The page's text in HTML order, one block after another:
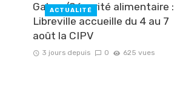
Gabon/Sécurité alimentaire :
Libreville accueille du 4 au 7
août la CIPV
3 jours depuis 0 625 vues
ACTUALITÉ